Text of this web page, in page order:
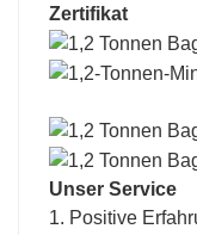
Zertifikat
Unser Service
1. Positive